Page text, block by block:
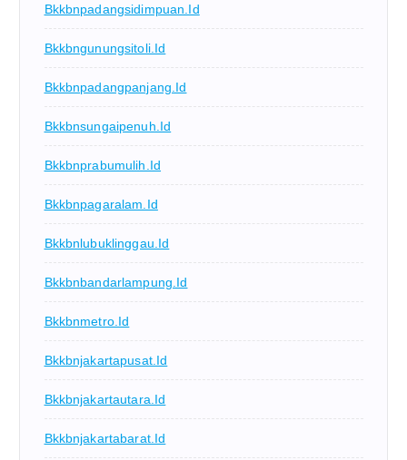
Bkkbnpadangsidimpuan.id
Bkkbngunungsitoli.id
Bkkbnpadangpanjang.id
Bkkbnsungaipenuh.id
Bkkbnprabumulih.id
Bkkbnpagaralam.id
Bkkbnlubuklinggau.id
Bkkbnbandarlampung.id
Bkkbnmetro.id
Bkkbnjakartapusat.id
Bkkbnjakartautara.id
Bkkbnjakartabarat.id